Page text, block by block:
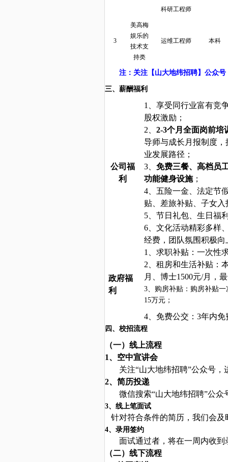
科研工程师
3
美高梅
娱乐的
技术支
持类
运维工程师 本科
注：关注【山大地纬招聘】公众号
三、薪酬福利
公司福
利
1、享受同行业富有竞
股权激励；
2、 2-3个月全面岗前培
导师与成长月报制度
业发展路径；
3、 免费三餐、高档员
功能健身设施；
4、五险一金、法定节
贴、差旅补贴、子女入
5、节日礼包、生日福
6、文化活动精彩多样
经费，团队氛围积极向
政府福
利
1、求职补贴：一次性
2 、租房和生活补贴：
月、博士1500元/月，
3、购房补贴： 购房补贴
15万元 ；
4 、免费公交： 3年内免
四、校招流程
（一）线上流程
1、空中宣讲会
关注“山大地纬招聘”公众号，
2、简历投递
微信搜索“山大地纬招聘”公众
3、 线上笔面试
针对符合条件的简历，我们会及
4、 录用签约
面试通过者，将在一周内收到
（二）线下流程